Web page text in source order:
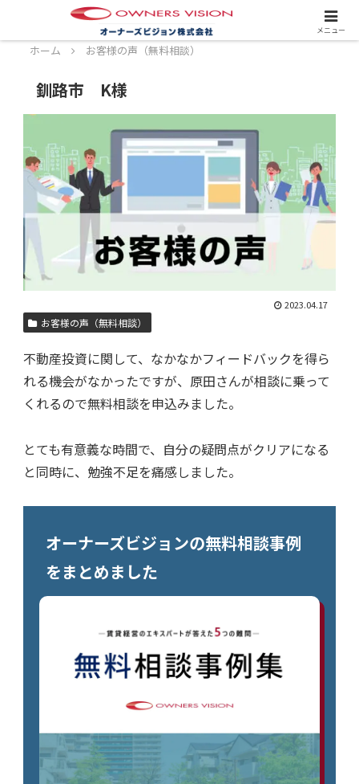
スタッフ募集中！詳しくはこちら！
ホーム お客様の声（無料相談）
釧路市 K様
2023.04.17
お客様の声（無料相談）
不動産投資に関して、なかなかフィードバックを得ら
れる機会がなかったですが、原田さんが相談に乗って
くれるので無料相談を申込みました。
とても有意義な時間で、自分の疑問点がクリアになる
と同時に、勉強不足を痛感しました。
オーナーズビジョンの無料相談事例
をまとめました
メニュー